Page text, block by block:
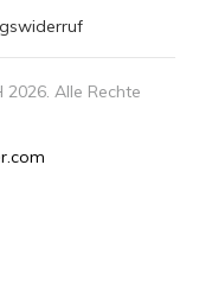
2026. Alle Rechte